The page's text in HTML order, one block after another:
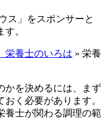
ス」をスポンサーと
。
栄養士のいろは » 栄養
かを決めるには、まず
く必要があります。
養士が関わる調理の範